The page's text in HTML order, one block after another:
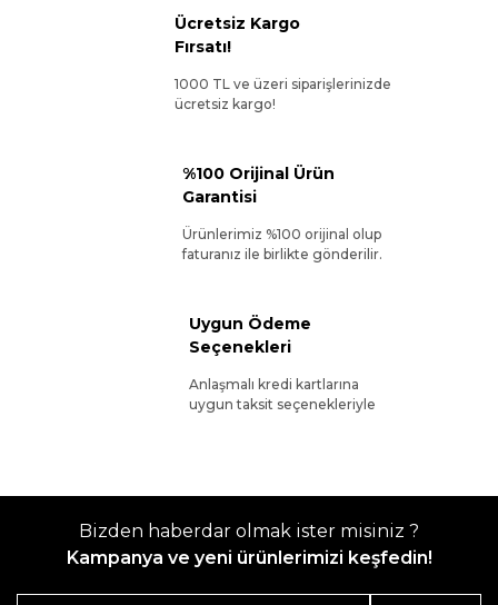
Ücretsiz Kargo
Fırsatı!
1000 TL ve üzeri siparişlerinizde
ücretsiz kargo!
%100 Orijinal Ürün
Garantisi
Ürünlerimiz %100 orijinal olup
faturanız ile birlikte gönderilir.
Uygun Ödeme
Seçenekleri
Anlaşmalı kredi kartlarına
uygun taksit seçenekleriyle
Bizden haberdar olmak ister misiniz ?
Kampanya ve yeni ürünlerimizi keşfedin!